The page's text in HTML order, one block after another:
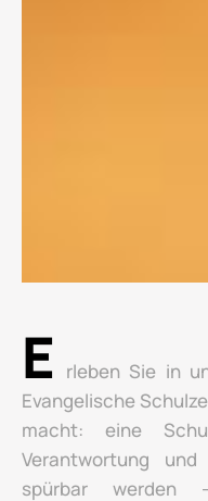
E
rleben Sie in
Evangelische
macht: eine
Verantwortung
spürbar